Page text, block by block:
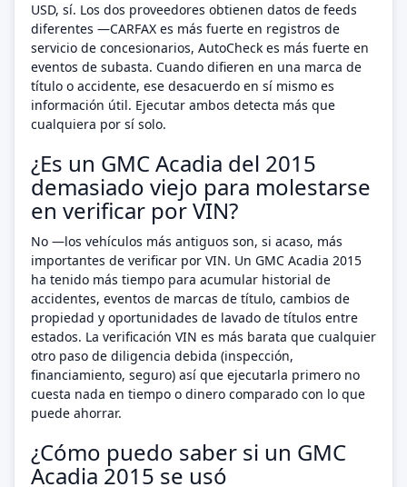
USD, sí. Los dos proveedores obtienen datos de feeds
diferentes —CARFAX es más fuerte en registros de
servicio de concesionarios, AutoCheck es más fuerte en
eventos de subasta. Cuando difieren en una marca de
título o accidente, ese desacuerdo en sí mismo es
información útil. Ejecutar ambos detecta más que
cualquiera por sí solo.
¿Es un GMC Acadia del 2015
demasiado viejo para molestarse
en verificar por VIN?
No —los vehículos más antiguos son, si acaso, más
importantes de verificar por VIN. Un GMC Acadia 2015
ha tenido más tiempo para acumular historial de
accidentes, eventos de marcas de título, cambios de
propiedad y oportunidades de lavado de títulos entre
estados. La verificación VIN es más barata que cualquier
otro paso de diligencia debida (inspección,
financiamiento, seguro) así que ejecutarla primero no
cuesta nada en tiempo o dinero comparado con lo que
puede ahorrar.
¿Cómo puedo saber si un GMC
Acadia 2015 se usó